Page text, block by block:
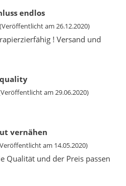
endlos
am 26.12.2020)
! Versand und
am 29.06.2020)
vernähen
am 14.05.2020)
Qualität und der Preis passen